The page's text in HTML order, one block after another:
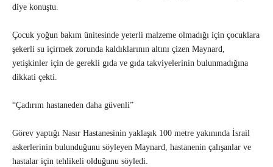
diye konuştu.
Çocuk yoğun bakım ünitesinde yeterli malzeme olmadığı için çocuklara
şekerli su içirmek zorunda kaldıklarının altını çizen Maynard,
yetişkinler için de gerekli gıda ve gıda takviyelerinin bulunmadığına
dikkati çekti.
“Çadırım hastaneden daha güvenli”
Görev yaptığı Nasır Hastanesinin yaklaşık 100 metre yakınında İsrail
askerlerinin bulunduğunu söyleyen Maynard, hastanenin çalışanlar ve
hastalar için tehlikeli olduğunu söyledi.